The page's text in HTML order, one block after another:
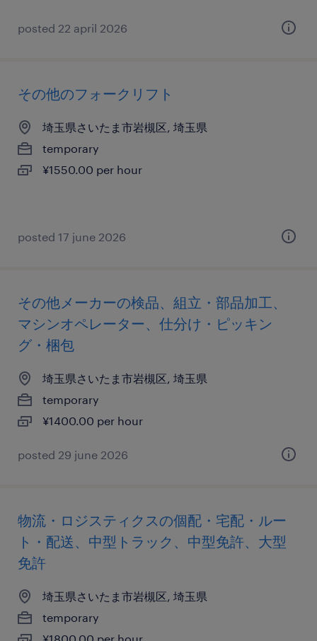
posted 22 april 2026
その他のフォークリフト
埼玉県さいたま市岩槻区, 埼玉県
temporary
¥1550.00 per hour
posted 17 june 2026
その他メーカーの検品、組立・部品加工、
マシンオペレーター、仕分け・ピッキン
グ・梱包
埼玉県さいたま市岩槻区, 埼玉県
temporary
¥1400.00 per hour
posted 29 june 2026
物流・ロジスティクスの個配・宅配・ルー
ト・配送、中型トラック、中型免許、大型
免許
埼玉県さいたま市岩槻区, 埼玉県
temporary